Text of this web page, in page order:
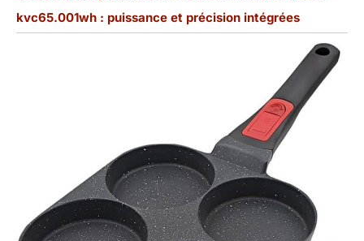
kvc65.001wh : puissance et précision intégrées